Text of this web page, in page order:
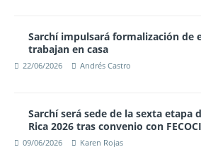
Sarchí impulsará formalización de
trabajan en casa
22/06/2026 Andrés Castro
Sarchí será sede de la sexta etapa
Rica 2026 tras convenio con FECOCI
09/06/2026 Karen Rojas